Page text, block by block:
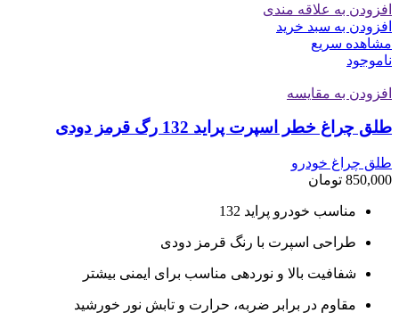
افزودن به علاقه مندی
افزودن به سبد خرید
مشاهده سریع
ناموجود
افزودن به مقایسه
طلق چراغ خطر اسپرت پراید 132 رگ قرمز دودی
طلق چراغ خودرو
850,000 تومان
مناسب خودرو پراید 132
طراحی اسپرت با رنگ قرمز دودی
شفافیت بالا و نوردهی مناسب برای ایمنی بیشتر
مقاوم در برابر ضربه، حرارت و تابش نور خورشید